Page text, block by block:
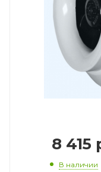
8 415
В наличии